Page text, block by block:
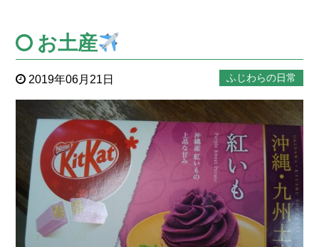
お土産
2019年06月21日 ふじわらの日常